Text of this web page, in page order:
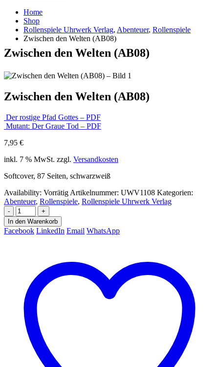
Home
Shop
Rollenspiele Uhrwerk Verlag, Abenteuer, Rollenspiele
Zwischen den Welten (AB08)
Zwischen den Welten (AB08)
Zwischen den Welten (AB08)
Der rostige Pfad Gottes – PDF
Mutant: Der Graue Tod – PDF
7,95 €
inkl. 7 % MwSt. zzgl. Versandkosten
Softcover, 87 Seiten, schwarzweiß
Availability: Vorrätig Artikelnummer: UWV1108 Kategorien:
Abenteuer, Rollenspiele, Rollenspiele Uhrwerk Verlag
-
+
In den Warenkorb
Facebook LinkedIn Email WhatsApp